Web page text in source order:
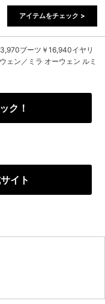
アイテムをチェック >
ブーツ￥16,940イヤリ
ェン／ミラ オーウェン ルミ
ク！
イト